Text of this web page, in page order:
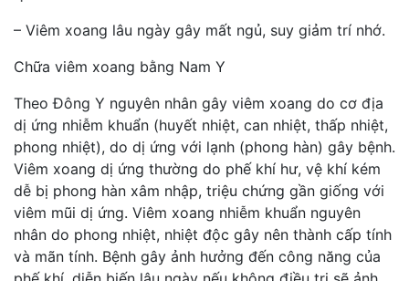
– Viêm xoang lâu ngày gây mất ngủ, suy giảm trí nhớ.
Chữa viêm xoang bằng Nam Y
Theo Đông Y nguyên nhân gây viêm xoang do cơ địa
dị ứng nhiễm khuẩn (huyết nhiệt, can nhiệt, thấp nhiệt,
phong nhiệt), do dị ứng với lạnh (phong hàn) gây bệnh.
Viêm xoang dị ứng thường do phế khí hư, vệ khí kém
dễ bị phong hàn xâm nhập, triệu chứng gần giống với
viêm mũi dị ứng. Viêm xoang nhiễm khuẩn nguyên
nhân do phong nhiệt, nhiệt độc gây nên thành cấp tính
và mãn tính. Bệnh gây ảnh hưởng đến công năng của